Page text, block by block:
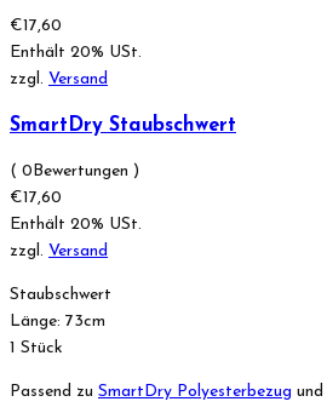
€17,60
Enthält 20% USt.
zzgl. Versand
SmartDry Staubschwert
( 0Bewertungen )
€17,60
Enthält 20% USt.
zzgl. Versand
Staubschwert
Länge: 73cm
1 Stück
Passend zu SmartDry Polyesterbezug und